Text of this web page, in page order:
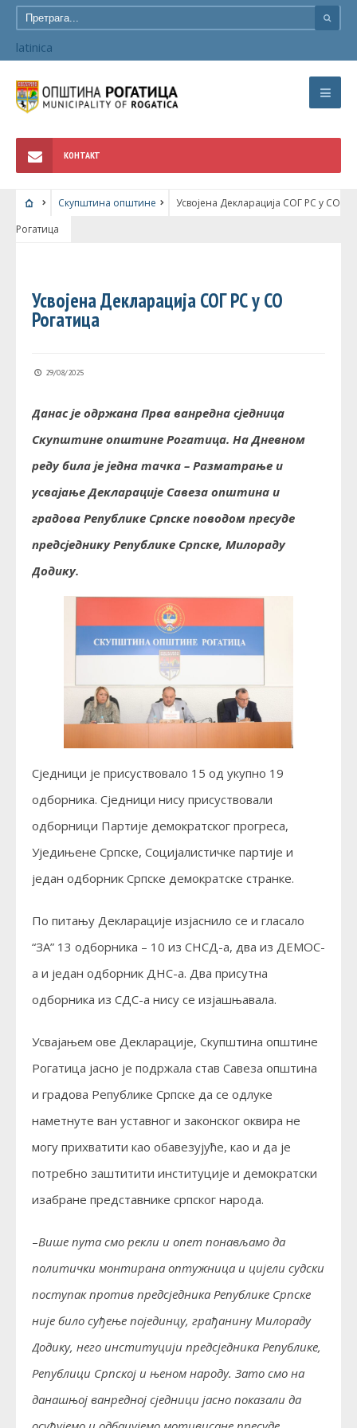
latinica
КОНТАКТ
Скупштина општине
Усвојена Декларација СОГ РС у СО
Рогатица
Усвојена Декларација СОГ РС у СО
Рогатица
29/08/2025
Данас је одржана Прва ванредна сједница
Скупштине општине Рогатица. На Дневном
реду била је једна тачка – Разматрање и
усвајање Декларације Савеза општина и
градова Републике Српске поводом пресуде
предсједнику Републике Српске, Милораду
Додику.
Сједници је присуствовало 15 од укупно 19
одборника. Сједници нису присуствовали
одборници Партије демократског прогреса,
Уједињене Српске, Социјалистичке партије и
један одборник Српске демократске странке.
По питању Декларације изјаснило се и гласало
“ЗА” 13 одборника – 10 из СНСД-а, два из ДЕМОС-
а и један одборник ДНС-а. Два присутна
одборника из СДС-а нису се изјашњавала.
Усвајањем ове Декларације, Скупштина општине
Рогатица јасно је подржала став Савеза општина
и градова Републике Српске да се одлуке
наметнуте ван уставног и законског оквира не
могу прихватити као обавезујуће, као и да је
потребно заштитити институције и демократски
изабране представнике српског народа.
–Више пута смо рекли и опет понављамо да
политички монтирана оптужница и цијели судски
поступак против предсједника Републике Српске
није било суђење појединцу, грађанину Милораду
Додику, него институцији предсједника Републике,
Републици Српској и њеном народу. Зато смо на
данашњој ванредној сједници јасно показали да